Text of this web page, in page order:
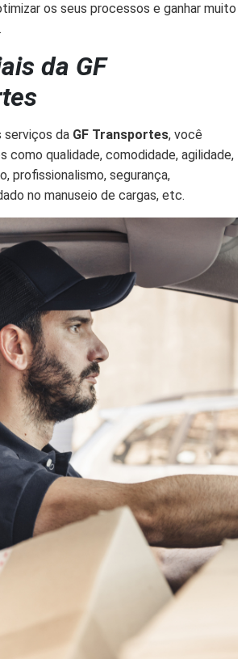
os seus processos e ganhar muito
da GF
serviços da GF Transportes, você
como qualidade, comodidade, agilidade,
profissionalismo, segurança,
no manuseio de cargas, etc.